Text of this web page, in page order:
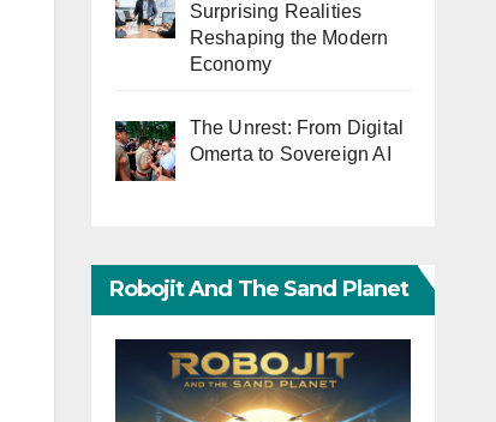
Surprising Realities
Reshaping the Modern
Economy
The Unrest: From Digital
Omerta to Sovereign AI
Robojit And The Sand Planet